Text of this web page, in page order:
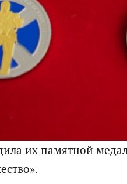
их памятной